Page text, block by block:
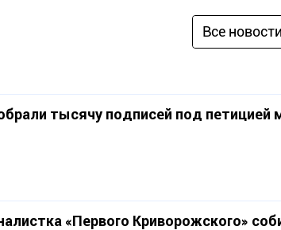
Все новости
тысячу подписей под петицией
«Первого Криворожского»